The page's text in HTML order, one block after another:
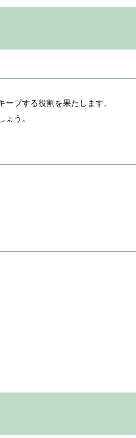
プする役割を果たします。
う。